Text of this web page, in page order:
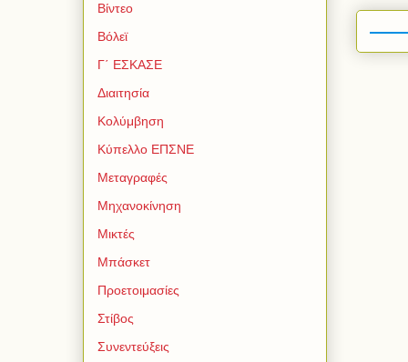
Βίντεο
Βόλεϊ
Γ΄ ΕΣΚΑΣΕ
Διαιτησία
Κολύμβηση
Κύπελλο ΕΠΣΝΕ
Μεταγραφές
Μηχανοκίνηση
Μικτές
Μπάσκετ
Προετοιμασίες
Στίβος
Συνεντεύξεις